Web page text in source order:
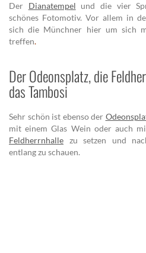
Der Dianatempel und die vier
schönes Fotomotiv. Vor allem in
sich die Münchner hier um sich
treffen.
Der Odeonsplatz, die
das Tambosi
Sehr schön ist ebenso der
mit einem Glas Wein oder auch
Feldherrnhalle zu setzen und
entlang zu schauen.